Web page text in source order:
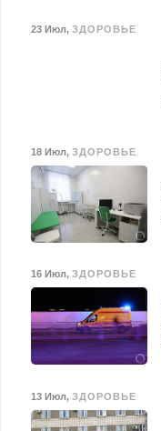
23 Июл, ЗДОРОВЬЕ
18 Июл, ЗДОРОВЬЕ
16 Июл, ЗДОРОВЬЕ
13 Июл, ЗДОРОВЬЕ